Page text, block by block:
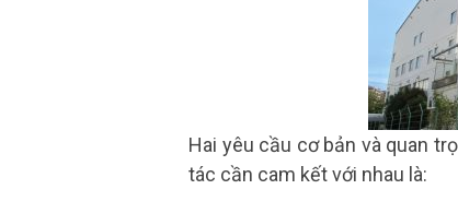
Hai yêu cầu cơ bản và quan
tác cần cam kết với nhau là: